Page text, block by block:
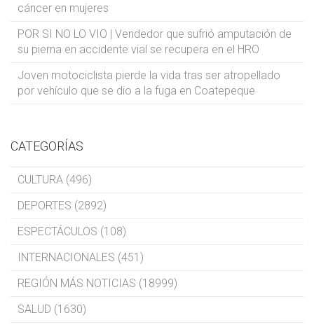
cáncer en mujeres
POR SI NO LO VIO | Vendedor que sufrió amputación de
su pierna en accidente vial se recupera en el HRO
Joven motociclista pierde la vida tras ser atropellado
por vehículo que se dio a la fuga en Coatepeque
CATEGORÍAS
CULTURA (496)
DEPORTES (2892)
ESPECTÁCULOS (108)
INTERNACIONALES (451)
REGIÓN MÁS NOTICIAS (18999)
SALUD (1630)